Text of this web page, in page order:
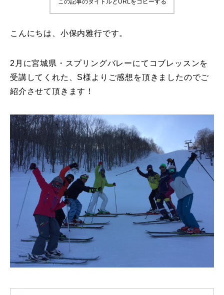
鷲ヶ岳＆高鷲スノーパーク
宮城山形
岩手高原
白馬五竜FA
レッスンテーマから選ぶ Lesson Theme
初級1
初級2
中級1
中級2
特別講座
PV
講師から選ぶ Instructor
この記事のタイトルとURLをコピーする
こんにちは、小保内雅行です。
2月に宮城県・スプリングバレーにてコブレッスンを
受講してくれた、S様よりご感想を頂きましたのでご
紹介させて頂きます！